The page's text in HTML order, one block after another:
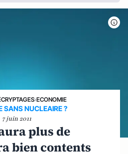
›ECONOMIE
SANS NUCLEAIRE ?
7 juin 2011
plus de
bien contents